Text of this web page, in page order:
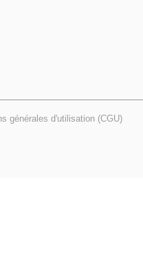
générales d'utilisation (CGU)